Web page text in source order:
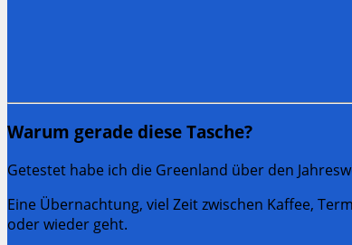
Warum gerade diese Tasche?
Getestet habe ich die Greenland über den
Eine Übernachtung, viel Zeit zwischen Kaffee,
oder wieder geht.